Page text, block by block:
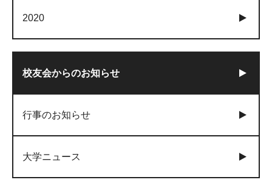
2020
校友会からのお知らせ
行事のお知らせ
大学ニュース